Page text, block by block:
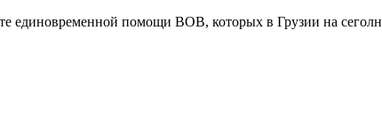
единовременной помощи ВОВ, которых в Грузии на